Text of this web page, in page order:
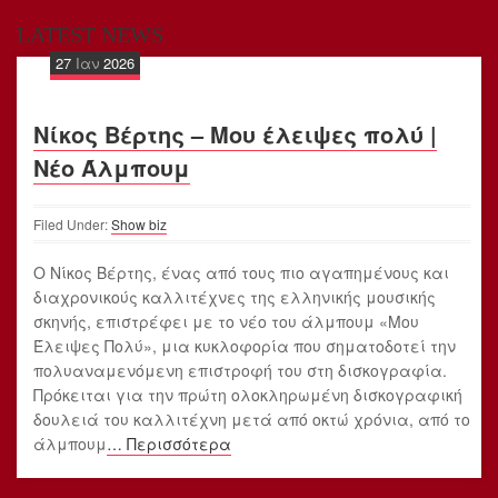
LATEST NEWS
27 Ιαν 2026
Νίκος Βέρτης – Μου έλειψες πολύ |
Νέο Άλμπουμ
Filed Under:Show biz
Ο Νίκος Βέρτης, ένας από τους πιο αγαπημένους και
διαχρονικούς καλλιτέχνες της ελληνικής μουσικής
σκηνής, επιστρέφει με το νέο του άλμπουμ «Μου
Έλειψες Πολύ», μια κυκλοφορία που σηματοδοτεί την
πολυαναμενόμενη επιστροφή του στη δισκογραφία.
Πρόκειται για την πρώτη ολοκληρωμένη δισκογραφική
δουλειά του καλλιτέχνη μετά από οκτώ χρόνια, από το
άλμπουμ… Περισσότερα